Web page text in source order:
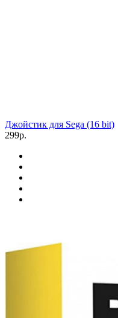
Джойстик для Sega (16 bit)
299р.